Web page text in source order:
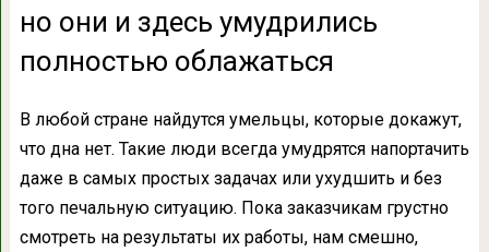
но они и здесь умудрились
полностью облажаться
В любой стране найдутся умельцы, которые докажут,
что дна нет. Такие люди всегда умудрятся напортачить
даже в самых простых задачах или ухудшить и без
того печальную ситуацию. Пока заказчикам грустно
смотреть на результаты их работы, нам смешно,